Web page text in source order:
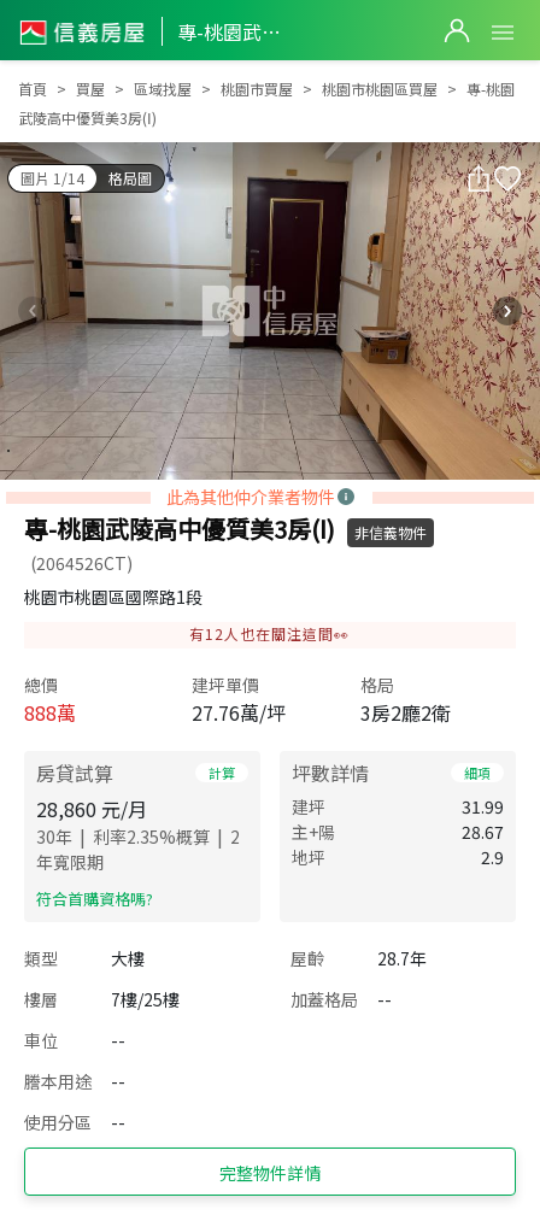
專-桃園武陵高中優質美3房(Ⅰ)
專-桃園武陵高中優質美3房(Ⅰ)
首頁 買屋 區域找屋 桃園市買屋 桃園市桃園區買屋
專-桃園
武陵高中優質美3房(Ⅰ)
圖片 1/14 格局圖
此為其他仲介業者物件
專-桃園武陵高中優質美3房(Ⅰ) 非信義物件
(2064526CT)
桃園市桃園區國際路1段
有12 人也在關注這間👀
總價
888萬
建坪單價
27.76萬/坪
格局
3房2廳2衛
房貸試算 計算
28,860 元/月
30年 | 利率2.35%概算 | 2
年寬限期
​符合首購資格嗎?
坪數詳情 細項
建坪
31.99
主+陽
28.67
地坪
2.9
類型 大樓 屋齡
28.7年
樓層
7樓/25樓 加蓋格局
--
車位
--
謄本用途
--
使用分區
--
完整物件詳情